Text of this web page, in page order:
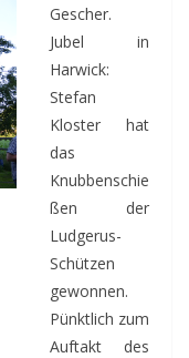
Gescher.
Jubel in
Harwick:
Stefan
Kloster hat
das
Knubbenschie
ßen der
Ludgerus-
Schützen
gewonnen.
Pünktlich zum
Auftakt des